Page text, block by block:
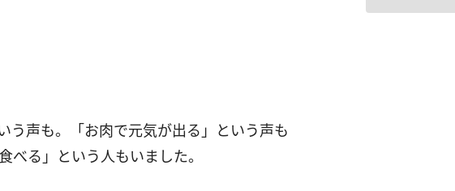
う声も。「お肉で元気が出る」という声も
べる」という人もいました。